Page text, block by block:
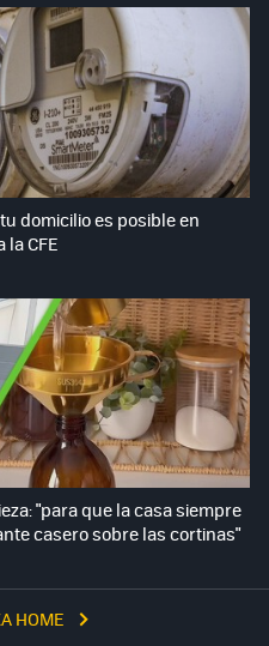
HOME
domicilio es posible en
CFE
"para que la casa siempre
casero sobre las cortinas"